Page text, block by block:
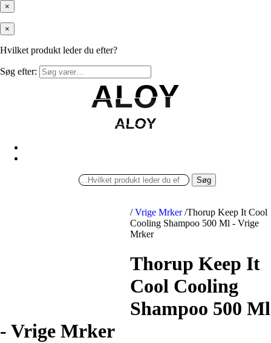
×
×
Hvilket produkt leder du efter?
Søg efter:
ALOY
ALOY
ALOY
ALOY
Søg
/ Vrige Mrker /Thorup Keep It Cool
Cooling Shampoo 500 Ml - Vrige
Mrker
Thorup Keep It
Cool Cooling
Shampoo 500 Ml
- Vrige Mrker